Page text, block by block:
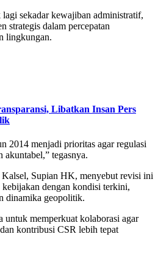
sekadar kewajiban administratif,
strategis dalam percepatan
lingkungan.
Libatkan Insan Pers
2014 menjadi prioritas agar regulasi
tegasnya.
Supian HK, menyebut revisi ini
dengan kondisi terkini,
dinamika geopolitik.
untuk memperkuat kolaborasi agar
kontribusi CSR lebih tepat